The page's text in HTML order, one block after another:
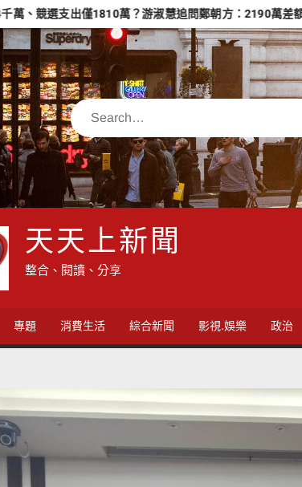
出僅1810萬？游淑慧追問鄭朝方：2190萬差額去哪了
Search
天天上新聞
整合、閱讀、分享
專題 消費生活 綜合新聞 影視.娛樂 政治